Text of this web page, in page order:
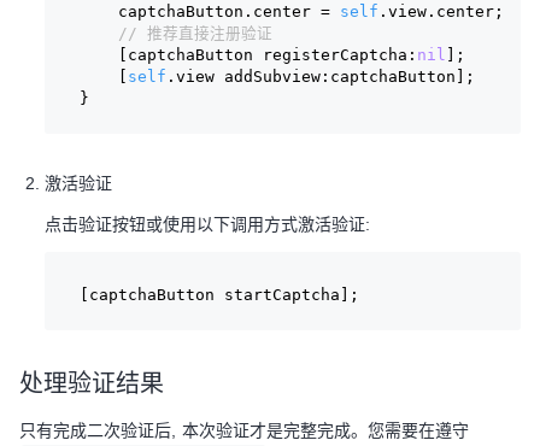
    captchaButton.center =
self .view.center;
// 推荐直接注册验证
    [captchaButton registerCaptcha:
nil
];
self .view addSubview:captchaButton];
}
激活验证
点击验证按钮或使用以下调用方式激活验证:
[captchaButton startCaptcha];
处理验证结果
只有完成二次验证后, 本次验证才是完整完成。您需要在遵守